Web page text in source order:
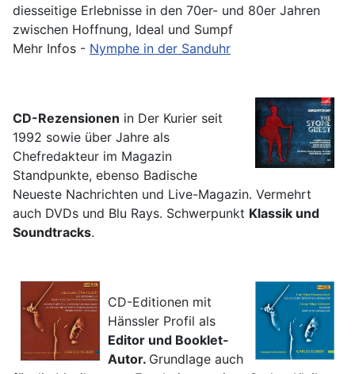
diesseitige Erlebnisse in den 70er- und 80er Jahren
zwischen Hoffnung, Ideal und Sumpf
Mehr Infos - Nymphe in der Sanduhr
CD-Rezensionen in Der Kurier seit
1992 sowie über Jahre als
Chefredakteur im Magazin
Standpunkte, ebenso Badische
Neueste Nachrichten und Live-Magazin. Vermehrt
auch DVDs und Blu Rays. Schwerpunkt Klassik und
Soundtracks.
CD-Editionen mit
Hänssler Profil als
Editor und Booklet-
Autor. Grundlage auch